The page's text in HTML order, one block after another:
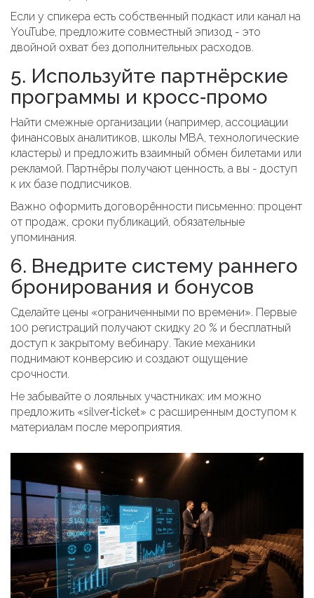
Если у спикера есть собственный подкаст или канал на
YouTube, предложите совместный эпизод - это
двойной охват без дополнительных расходов.
5. Используйте партнёрские
программы и кросс‑промо
Найти смежные организации (например, ассоциации
финансовых аналитиков, школы MBA, технологические
кластеры) и предложить взаимный обмен билетами или
рекламой. Партнёры получают ценность, а вы - доступ
к их базе подписчиков.
Важно оформить договорённости письменно: процент
от продаж, сроки публикаций, обязательные
упоминания.
6. Внедрите систему раннего
бронирования и бонусов
Сделайте цены «ограниченными по времени». Первые
100 регистраций получают скидку 20 % и бесплатный
доступ к закрытому вебинару. Такие механики
поднимают конверсию и создают ощущение
срочности.
Не забывайте о лояльных участниках: им можно
предложить «silver‑ticket» с расширенным доступом к
материалам после мероприятия.